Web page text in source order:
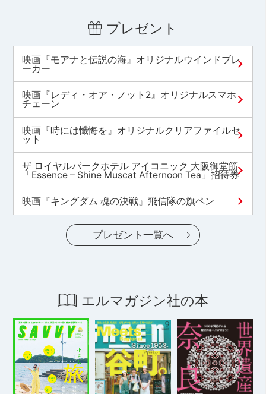
プレゼント
映画『モアナと伝説の海』オリジナルウインドブレ
ーカー
映画『レディ・オア・ノット2』オリジナルスマホ
チェーン
映画『時には懺悔を』オリジナルクリアファイルセ
ット
ザ ロイヤルパークホテル アイコニック 大阪御堂筋
「Essence – Shine Muscat Afternoon Tea」招待券
映画『キングダム 魂の決戦』飛信隊の旗ペン
プレゼント一覧へ
エルマガジン社の本